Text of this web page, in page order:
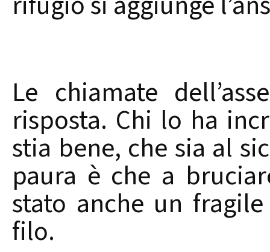
Le chiamate
risposta. Chi lo ha
stia bene, che sia al
paura è che a
stato anche un
filo.